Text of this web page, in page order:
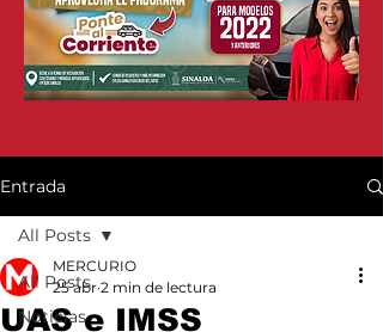
Entrada
All Posts
Noticias
All Posts
UAS e IMSS
MERCURIO
25 abr 2 min de lectura